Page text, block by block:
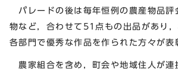
パレードの後は毎年恒例の農産物品評
物など，合わせて51点もの出品があり
各部門で優秀な作品を作られた方々が表
農家組合を含め，町会や地域住人が連